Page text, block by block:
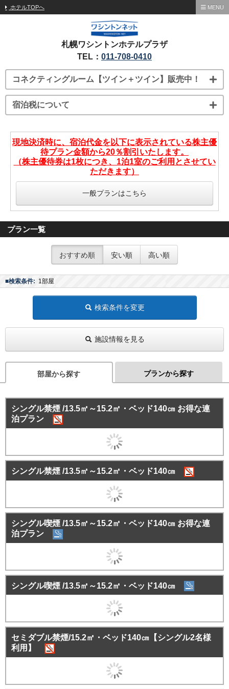
ホテルTOPへ MENU
札幌ワシントンホテルプラザ
TEL： 011-708-0410
コネクティングルーム【ツイン＋ツイン】販売中！
宿泊税について
現地決済時に、宿泊代金を以下に表示されている株主優
待プラン金額から20％割引いたします。
（株主優待券は1枚につき、1泊1室のご利用とさせてい
ただきます）
一般プランはこちら
プラン一覧
おすすめ順 安い順 高い順
■検索条件: 1部屋
検索条件を変更
施設情報を見る
部屋から探す プランから探す
シングル禁煙 /13.5㎡～15.2㎡・ベッド140㎝ お得な連
泊プラン
シングル禁煙 /13.5㎡～15.2㎡・ベッド140㎝
シングル喫煙 /13.5㎡～15.2㎡・ベッド140㎝ お得な連
泊プラン
シングル喫煙 /13.5㎡～15.2㎡・ベッド140㎝
セミダブル禁煙/15.2㎡・ベッド140㎝【シングル2名様
利用】